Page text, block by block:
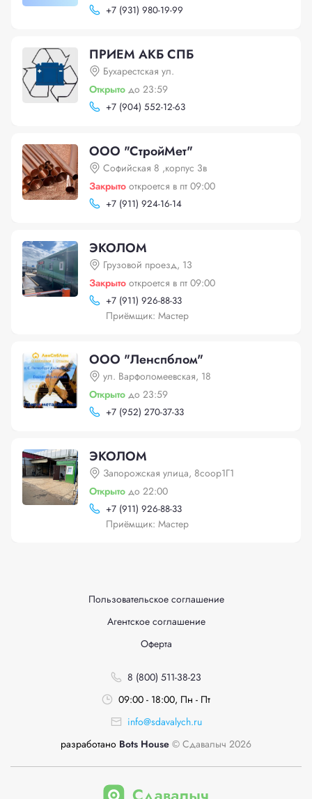
+7 (931) 980-19-99
ПРИЕМ АКБ СПБ
Бухарестская ул.
Открыто до 23:59
+7 (904) 552-12-63
ООО "СтройМет"
Софийская 8 ,корпус 3в
Закрыто откроется в пт 09:00
+7 (911) 924-16-14
ЭКОЛОМ
Грузовой проезд, 13
Закрыто откроется в пт 09:00
+7 (911) 926-88-33
Приёмщик: Мастер
ООО "Ленспблом"
ул. Варфоломеевская, 18
Открыто до 23:59
+7 (952) 270-37-33
ЭКОЛОМ
Запорожская улица, 8соор1Г1
Открыто до 22:00
+7 (911) 926-88-33
Приёмщик: Мастер
Пользовательское соглашение
Агентское соглашение
Оферта
8 (800) 511-38-23
09:00 - 18:00, Пн - Пт
info@sdavalych.ru
разработано Bots House © Сдавалыч 2026